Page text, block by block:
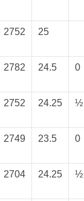
2752 25
2782 24.5 0
2752 24.25 ½
2749 23.5 0
2704 24.25 ½